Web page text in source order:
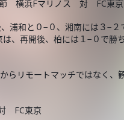
横浜Fマリノス 対 FC東京
浦和と０−０、湘南には３−
は、再開後、柏には１−０で
らリモートマッチではなく
FC東京